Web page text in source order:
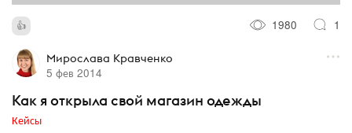
1980 1
Мирослава Кравченко
5 фев 2014
Как я открыла свой магазин одежды
Кейсы